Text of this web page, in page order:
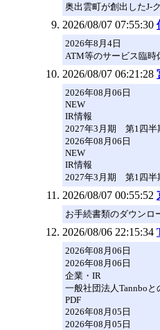
奥出雲町が創出したJ-
2026/08/07 07:55:30
2026年8月4日
ATM等のサービス臨時
2026/08/07 06:21:28
2026年08月06日
NEW
IR情報
2027年3月期 第1四半
2026年08月06日
NEW
IR情報
2027年3月期 第1四半
2026/08/07 00:55:52
お手続書類のダウンロ
2026/08/06 22:15:34
2026年08月06日
2026年08月06日
企業・IR
一般社団法人Tannbo
PDF
2026年08月05日
2026年08月05日